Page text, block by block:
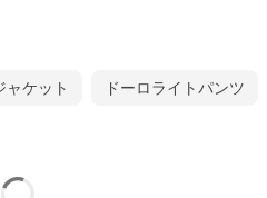
ャケット ドーロライトパンツ